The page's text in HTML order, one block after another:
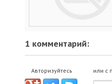
1 комментарий:
Авторизуйтесь или с